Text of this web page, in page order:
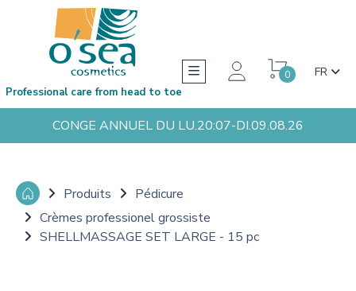
0 FR
Professional care from head to toe
CONGE ANNUEL DU LU.20:07-DI.09.08.26
Produits
Pédicure
Crèmes professionel grossiste
SHELLMASSAGE SET LARGE - 15 pc